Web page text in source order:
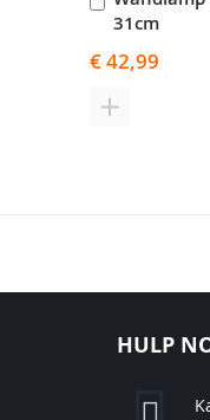
31cm
€ 42,99
TOEVOEGEN
HULP